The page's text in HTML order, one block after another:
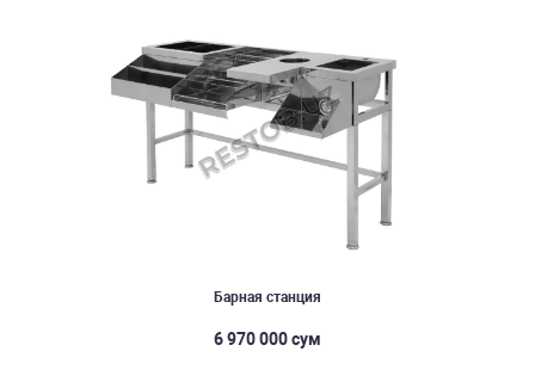
Барная станция
6 970 000 сум